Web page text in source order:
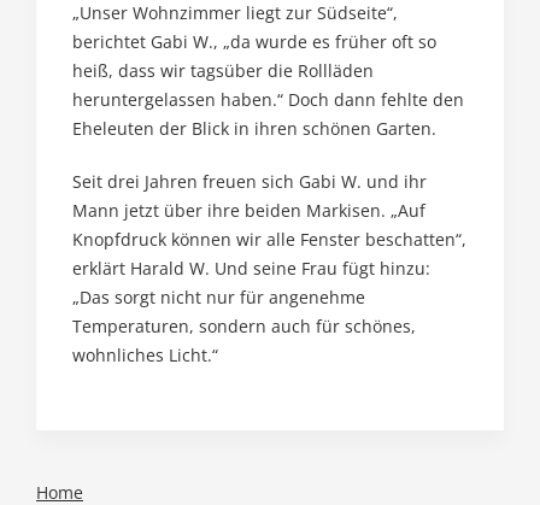
„Unser Wohnzimmer liegt zur Südseite“,
berichtet Gabi W., „da wurde es früher oft so
heiß, dass wir tagsüber die Rollläden
heruntergelassen haben.“ Doch dann fehlte den
Eheleuten der Blick in ihren schönen Garten.
Seit drei Jahren freuen sich Gabi W. und ihr
Mann jetzt über ihre beiden Markisen. „Auf
Knopfdruck können wir alle Fenster beschatten“,
erklärt Harald W. Und seine Frau fügt hinzu:
„Das sorgt nicht nur für angenehme
Temperaturen, sondern auch für schönes,
wohnliches Licht.“
Home